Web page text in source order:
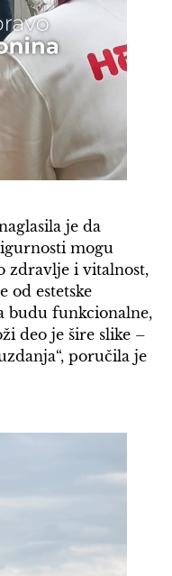
je da
mogu
zdravlje i vitalnost,
od estetske
budu funkcionalne,
deo je šire slike –
poručila je